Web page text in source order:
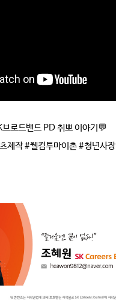
로드밴드 PD 취뽀 이야기💬
제작 #웰컴투마이촌 #청년사장